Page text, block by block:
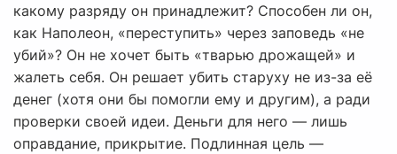
какому разряду он принадлежит? Способен ли он,
как Наполеон, «переступить» через заповедь «не
убий»? Он не хочет быть «тварью дрожащей» и
жалеть себя. Он решает убить старуху не из-за её
денег (хотя они бы помогли ему и другим), а ради
проверки своей идеи. Деньги для него — лишь
оправдание, прикрытие. Подлинная цель —